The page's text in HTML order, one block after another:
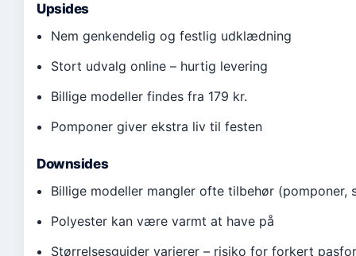
Upsides
Nem genkendelig og festlig udklædning
Stort udvalg online – hurtig levering
Billige modeller findes fra 179 kr.
Pomponer giver ekstra liv til festen
Downsides
Billige modeller mangler ofte tilbehør (pomponer,
Polyester kan være varmt at have på
Størrelsesguider varierer – risiko for forkert